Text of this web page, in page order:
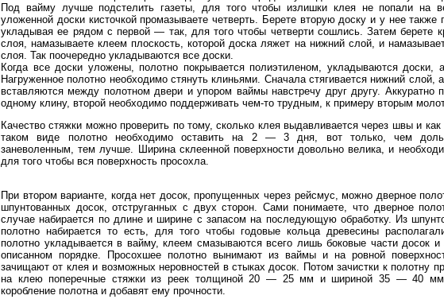
Под вайму лучше подстелить газеты, для того чтобы излишки клея не попали на
уложенной доски кисточкой промазываете четверть. Берете вторую доску и у нее также
укладывая ее рядом с первой — так, для того чтобы четверти сошлись. Затем берете
слоя, намазываете клеем плоскость, которой доска ляжет на нижний слой, и
слоя. Так поочередно укладываются все доски.
Когда все доски уложены, полотно покрывается полиэтиленом, укладываются доски,
Нагруженное полотно необходимо стянуть клиньями. Сначала стягивается нижний слой,
вставляются между полотном двери и упором ваймы навстречу друг другу. Аккуратно
одному клину, второй необходимо поддерживать чем-то трудным, к примеру вторым
Качество стяжки можно проверить по тому, сколько клея выдавливается через швы и
таком виде полотно необходимо оставить на 2 — 3 дня, вот только, чем
заневоленным, тем лучше. Ширина склеенной поверхности довольно велика, и
для того чтобы вся поверхность просохла.
При втором варианте, когда нет досок, пропущенных через рейсмус, можно дверное
шпунтованных досок, отструганных с двух сторон. Сами понимаете, что дверное
случае набирается по длине и ширине с запасом на последующую обработку. Из
полотно набирается то есть, для того чтобы годовые кольца древесины
полотно укладывается в вайму, клеем смазываются всего лишь боковые части досок
описанном порядке. Просохшее полотно вынимают из ваймы и на ровной
зачищают от клея и возможных неровностей в стыках досок. Потом зачистки к полотну
на клею поперечные стяжки из реек толщиной 20 — 25 мм и шириной 35 — 40 мм.
коробление полотна и добавят ему прочности.